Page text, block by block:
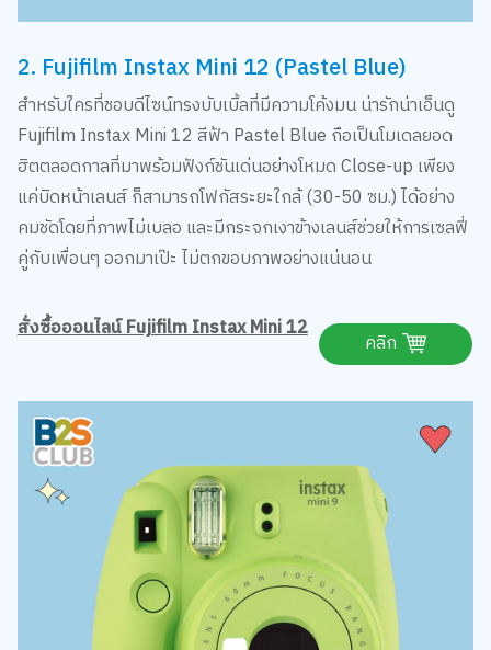
2. Fujifilm Instax Mini 12 (Pastel Blue)
สำหรับใครที่ชอบดีไซน์ทรงบับเบิ้ลที่มีความโค้งมน น่ารักน่าเอ็นดู
Fujifilm Instax Mini 12 สีฟ้า Pastel Blue ถือเป็นโมเดลยอด
ฮิตตลอดกาลที่มาพร้อมฟังก์ชันเด่นอย่างโหมด Close-up เพียง
แค่บิดหน้าเลนส์ ก็สามารถโฟกัสระยะใกล้ (30-50 ซม.) ได้อย่าง
คมชัดโดยที่ภาพไม่เบลอ และมีกระจกเงาข้างเลนส์ช่วยให้การเซลฟี่
คู่กับเพื่อนๆ ออกมาเป๊ะ ไม่ตกขอบภาพอย่างแน่นอน
สั่งซื้อออนไลน์ Fujifilm Instax Mini 12
คลิก